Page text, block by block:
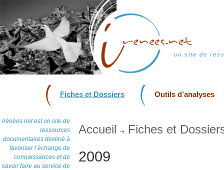
un site de
Fiches et Dossiers Outils d’analyses
Irénées.net est un site de
ressources
documentaires destiné à
favoriser l’échange de
connaissances et de
savoir faire au service de
Accueil Fiches et
2009